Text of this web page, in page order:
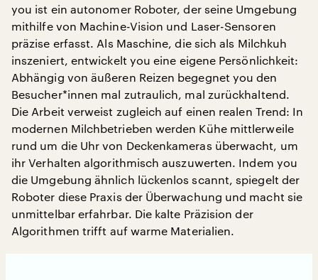
you ist ein autonomer Roboter, der seine Umgebung
mithilfe von Machine-Vision und Laser-Sensoren
präzise erfasst. Als Maschine, die sich als Milchkuh
inszeniert, entwickelt you eine eigene Persönlichkeit:
Abhängig von äußeren Reizen begegnet you den
Besucher*innen mal zutraulich, mal zurückhaltend.
Die Arbeit verweist zugleich auf einen realen Trend: In
modernen Milchbetrieben werden Kühe mittlerweile
rund um die Uhr von Deckenkameras überwacht, um
ihr Verhalten algorithmisch auszuwerten. Indem you
die Umgebung ähnlich lückenlos scannt, spiegelt der
Roboter diese Praxis der Überwachung und macht sie
unmittelbar erfahrbar. Die kalte Präzision der
Algorithmen trifft auf warme Materialien.